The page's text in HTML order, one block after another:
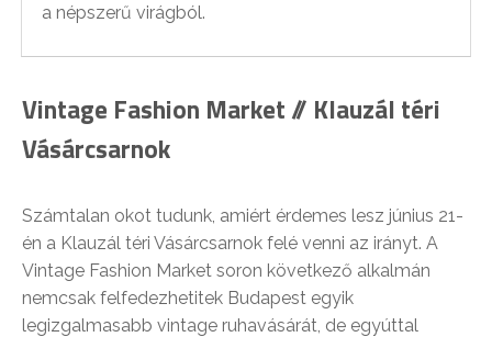
a népszerű virágból.
Vintage Fashion Market // Klauzál téri
Vásárcsarnok
Számtalan okot tudunk, amiért érdemes lesz június 21-
én a Klauzál téri Vásárcsarnok felé venni az irányt. A
Vintage Fashion Market soron következő alkalmán
nemcsak felfedezhetitek Budapest egyik
legizgalmasabb vintage ruhavásárát, de egyúttal